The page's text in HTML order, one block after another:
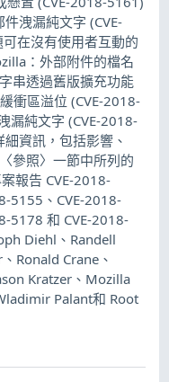
洩漏純文字 (CVE-
在沒有使用者互動的
：外部附件的檔名
串透過舊版擴充功能
衝區溢位 (CVE-2018-
漏純文字 (CVE-2018-
資訊，包括影響、
參照〉一節中所列的
報告 CVE-2018-
5155、CVE-2018-
5178 和 CVE-2018-
Diehl、Randell
Ronald Crane、
Kratzer、Mozilla
Palant和 Root